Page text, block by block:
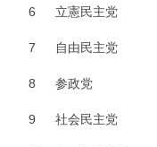
6 立憲民主党
7 自由民主党
8 参政党
9 社会民主党